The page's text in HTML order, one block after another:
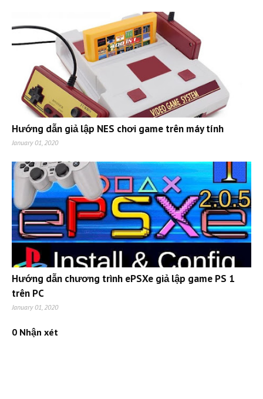
Hướng dẫn giả lập NES chơi game trên máy tính
January 01, 2020
Hướng dẫn chương trình ePSXe giả lập game PS 1
trên PC
January 01, 2020
0 Nhận xét